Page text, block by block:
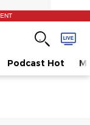
Podcast Hot